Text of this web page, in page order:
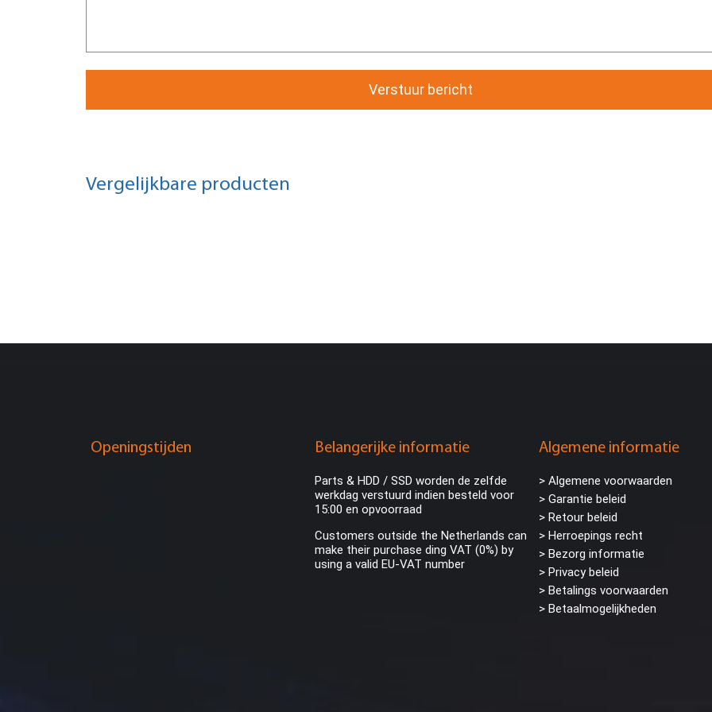
Verstuur bericht
Vergelijkbare producten
Openingstijden Belangerijke informatie
Parts & HDD / SSD worden de zelfde
werkdag verstuurd indien besteld voor
15:00 en opvoorraad
Customers outside the Netherlands can
make their purchase ding VAT (0%) by
using a valid EU-VAT number
Algemene informatie
> Algemene voorwaarden
> Garantie beleid
> Retour beleid
> Herroepings recht
> Bezorg informatie
> Privacy beleid
> Betalings voorwaarden
> Betaalmogelijkheden